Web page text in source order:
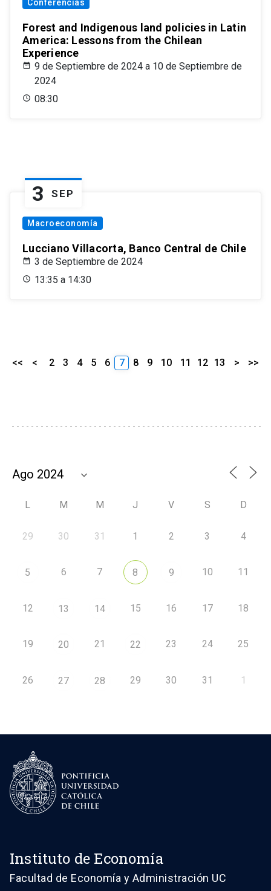
Conferencias
Forest and Indigenous land policies in Latin
America: Lessons from the Chilean
Experience
9 de Septiembre de 2024 a 10 de Septiembre de
2024
08:30
3 SEP
Macroeconomía
Lucciano Villacorta, Banco Central de Chile
3 de Septiembre de 2024
13:35 a 14:30
<< < 2 3 4 5 6 7 8 9 10 11 12 13 > >>
L M M J V S D
29 30 31 1 2 3 4
5 6 7 8 9 10 11
12 13 14 15 16 17 18
19 20 21 22 23 24 25
26 27 28 29 30 31 1
Instituto de Economía
Facultad de Economía y Administración UC